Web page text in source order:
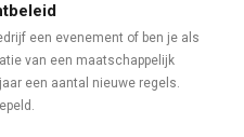
een evenement of ben je als
van een maatschappelijk
een aantal nieuwe regels.